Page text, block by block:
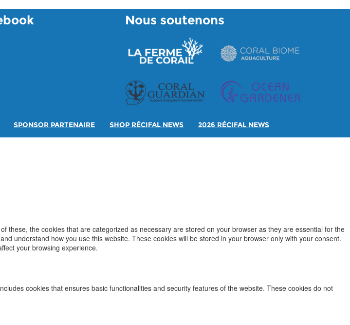
Nous soutenons
SPONSOR PARTENAIRE SHOP RÉCIFAL NEWS 2026 RÉCIFAL NEWS
these, the cookies that are categorized as necessary are stored on your browser as they are essential for the
understand how you use this website. These cookies will be stored in your browser only with your consent.
your browsing experience.
cookies that ensures basic functionalities and security features of the website. These cookies do not